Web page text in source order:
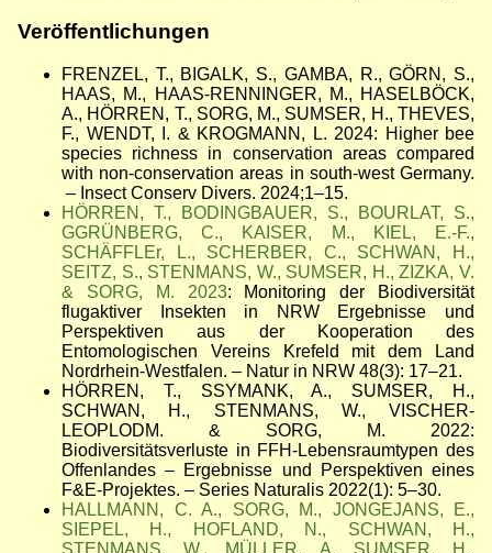
Veröffentlichungen
FRENZEL, T., BIGALK, S., GAMBA, R., GÖRN, S.,
HAAS, M., HAAS-RENNINGER, M., HASELBÖCK,
A., HÖRREN, T., SORG, M., SUMSER, H., THEVES,
F., WENDT, I. & KROGMANN, L. 2024: Higher bee
species richness in conservation areas compared
with non-conservation areas in south-west Germany.
– Insect Conserv Divers. 2024;1–15.
HÖRREN, T., BODINGBAUER, S., BOURLAT, S.,
GGRÜNBERG, C., KAISER, M., KIEL, E.-F.,
SCHÄFFLEr, L., SCHERBER, C., SCHWAN, H.,
SEITZ, S., STENMANS, W., SUMSER, H., ZIZKA, V.
& SORG, M. 2023: Monitoring der Biodiversität
flugaktiver Insekten in NRW Ergebnisse und
Perspektiven aus der Kooperation des
Entomologischen Vereins Krefeld mit dem Land
Nordrhein-Westfalen. – Natur in NRW 48(3): 17–21.
HÖRREN, T., SSYMANK, A., SUMSER, H.,
SCHWAN, H., STENMANS, W., VISCHER-
LEOPLODM. & SORG, M. 2022:
Biodiversitätsverluste in FFH-Lebensraumtypen des
Offenlandes – Ergebnisse und Perspektiven eines
F&E-Projektes. – Series Naturalis 2022(1): 5–30.
HALLMANN, C. A., SORG, M., JONGEJANS, E.,
SIEPEL, H., HOFLAND, N., SCHWAN, H.,
STENMANS, W., MÜLLER, A. SUMSER, H.,